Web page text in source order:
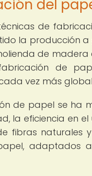
del
de
la producción
de madera
de
vez más
de papel se ha
la eficiencia en
fibras
adaptados